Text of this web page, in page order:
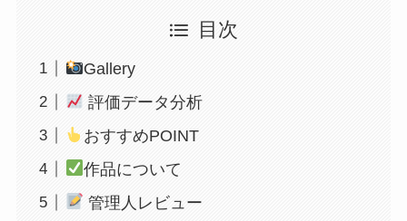
目次
Gallery
評価データ分析
おすすめPOINT
作品について
管理人レビュー